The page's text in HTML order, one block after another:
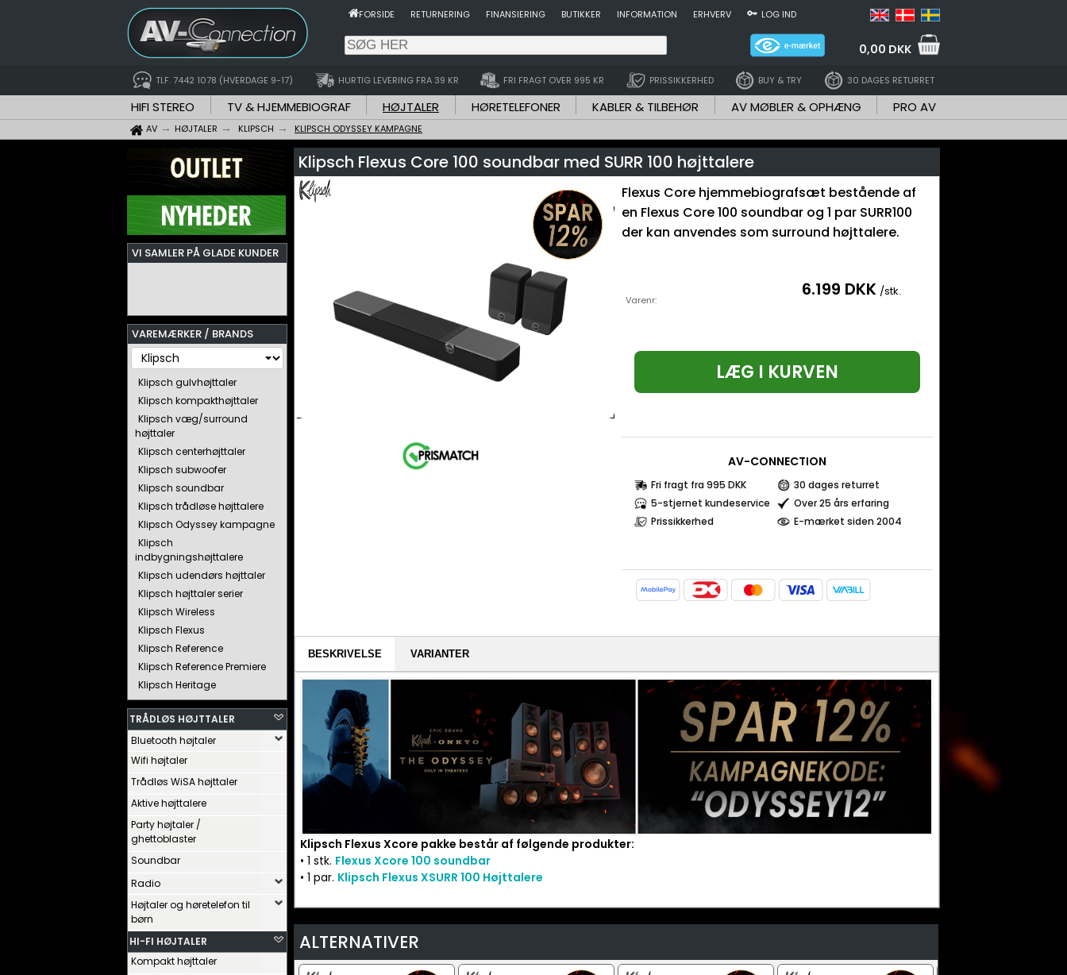
FORSIDE RETURNERING FINANSIERING BUTIKKER INFORMATION ERHVERV LOG IND
0,00 DKK
TLF. 7442 1078 (HVERDAGE 9-17) HURTIG LEVERING FRA 39 KR FRI FRAGT OVER 995 KR PRISSIKKERHED BUY & TRY 30 DAGES RETURRET
HIFI STEREO TV & HJEMMEBIOGRAF HØJTALER HØRETELEFONER KABLER & TILBEHØR AV MØBLER & OPHÆNG PRO AV
AV HØJTALER KLIPSCH KLIPSCH ODYSSEY KAMPAGNE
VI SAMLER PÅ GLADE KUNDER
VAREMÆRKER / BRANDS
Klipsch gulvhøjttaler
Klipsch kompakthøjttaler
Klipsch væg/surround
højttaler
Klipsch centerhøjttaler
Klipsch subwoofer
Klipsch soundbar
Klipsch trådløse højttalere
Klipsch Odyssey kampagne
Klipsch
indbygningshøjttalere
Klipsch udendørs højttaler
Klipsch højttaler serier
Klipsch Wireless
Klipsch Flexus
Klipsch Reference
Klipsch Reference Premiere
Klipsch Heritage
TRÅDLØS HØJTTALER
Bluetooth højtaler
Wifi højtaler
Trådløs WiSA højttaler
Aktive højttalere
Party højtaler /
ghettoblaster
Soundbar
Radio
Højtaler og høretelefon til
børn
HI-FI HØJTALER
Kompakt højttaler
Klipsch Flexus Core 100 soundbar med SURR 100 højttalere
Flexus Core hjemmebiografsæt bestående af
en Flexus Core 100 soundbar og 1 par SURR100
der kan anvendes som surround højttalere.
Varenr: 6.199 DKK /stk.
LÆG I KURVEN
AV-CONNECTION
Fri fragt fra 995 DKK
30 dages returret
5-stjernet kundeservice
Over 25 års erfaring
Prissikkerhed
E-mærket siden 2004
BESKRIVELSE VARIANTER
Klipsch Flexus Xcore pakke består af følgende produkter:
• 1 stk. Flexus Xcore 100 soundbar
• 1 par. Klipsch Flexus XSURR 100 Højttalere
ALTERNATIVER